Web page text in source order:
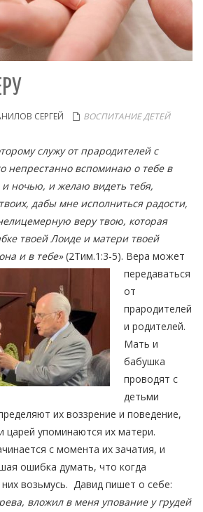
СЕРГЕЙ
ВОСПИТАНИЕ ДЕТЕЙ
служу от прародителей с
непрестанно вспоминаю о тебе в
ночью, и желаю видеть тебя,
дабы мне исполниться радости,
веру твою, которая
твоей Лоиде и матери твоей
и в тебе»(2Тим.1:3-5). Вера может
передаваться
от
прародителей
и родителей.
Мать и
бабушка
проводят с
детьми
их воззрение и поведение,
царей упоминаются их матери.
с момента их зачатия, и
ошибка думать, что когда
них возьмусь. Давид пишет о себе:
вложил в меня упование у грудей